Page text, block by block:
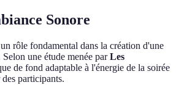
Sonore
rôle fondamental dans la création d'une
une étude menée parLes
de fond adaptable à l'énergie de la soirée
participants.